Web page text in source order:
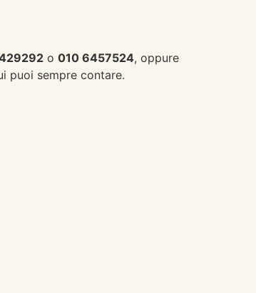
o 010 6457524, oppure
puoi sempre contare.